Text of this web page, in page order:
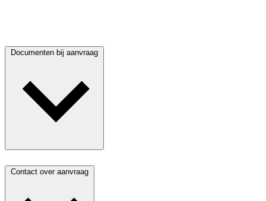
Documenten bij aanvraag
Contact over aanvraag